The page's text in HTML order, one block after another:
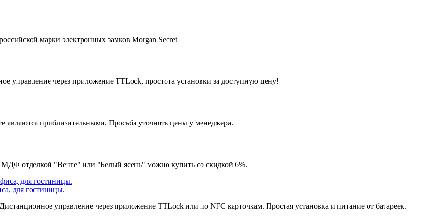
марки электронных замков Morgan Secret
управление через приложение TTLock, простота установки за доступную цену!
являются приблизительными. Просьба уточнять цены у менеджера.
МДФ отделкой "Венге" или "Белый ясень" можно купить со скидкой 6%.
для гостиницы.
управление через приложение TTLock или по NFC карточкам. Простая установка и питание от батареек.